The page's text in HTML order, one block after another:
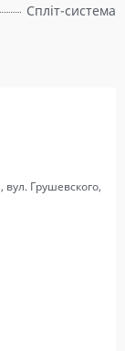
Спліт-система
вул. Грушевского,